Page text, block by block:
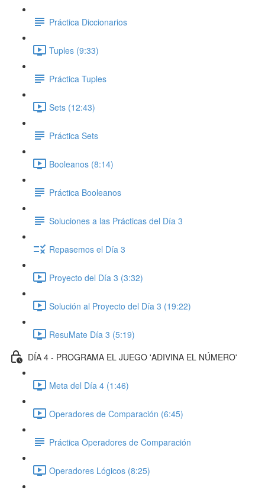
Práctica Diccionarios
Tuples (9:33)
Práctica Tuples
Sets (12:43)
Práctica Sets
Booleanos (8:14)
Práctica Booleanos
Soluciones a las Prácticas del Día 3
Repasemos el Día 3
Proyecto del Día 3 (3:32)
Solución al Proyecto del Día 3 (19:22)
ResuMate Día 3 (5:19)
DÍA 4 - PROGRAMA EL JUEGO 'ADIVINA EL NÚMERO'
Meta del Día 4 (1:46)
Operadores de Comparación (6:45)
Práctica Operadores de Comparación
Operadores Lógicos (8:25)